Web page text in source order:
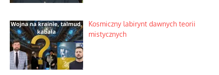
Kosmiczny labirynt dawnych teorii
mistycznych